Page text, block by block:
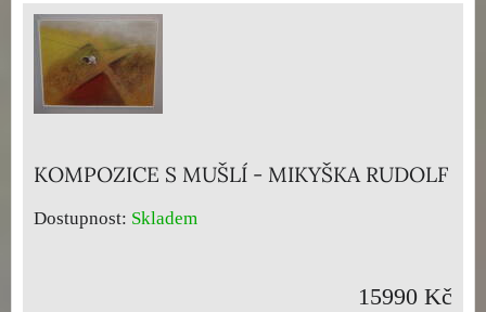
KOMPOZICE S MUŠLÍ - MIKYŠKA RUDOLF
Dostupnost: Skladem
15990 Kč